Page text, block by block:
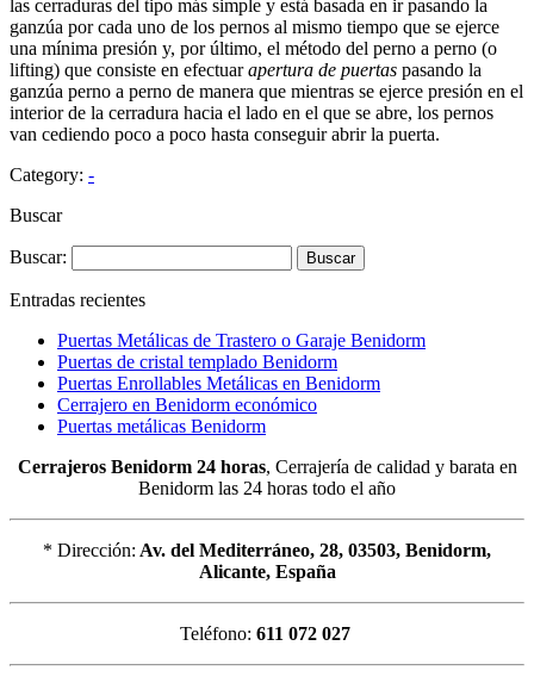
las cerraduras del tipo más simple y está basada en ir pasando la
ganzúa por cada uno de los pernos al mismo tiempo que se ejerce
una mínima presión y, por último, el método del perno a perno (o
lifting) que consiste en efectuarapertura de puertas pasando la
ganzúa perno a perno de manera que mientras se ejerce presión en el
interior de la cerradura hacia el lado en el que se abre, los pernos
van cediendo poco a poco hasta conseguir abrir la puerta.
Category: -
Buscar
Buscar:
Entradas recientes
Puertas Metálicas de Trastero o Garaje Benidorm
Puertas de cristal templado Benidorm
Puertas Enrollables Metálicas en Benidorm
Cerrajero en Benidorm económico
Puertas metálicas Benidorm
Cerrajeros Benidorm 24 horas, Cerrajería de calidad y barata en
Benidorm las 24 horas todo el año
* Dirección: Av. del Mediterráneo, 28, 03503, Benidorm,
Alicante, España
Teléfono: 611 072 027